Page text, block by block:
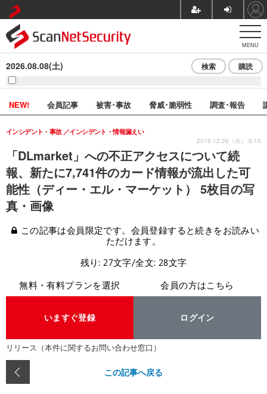
MENU
2026.08.08(土) 検索 購読
NEW! 会員記事 被害･事故 脅威･脆弱性 調査･報告
「DLmarket」への不正アクセスについて続
報、新たに7,741件のカード情報が流出した可
能性（ディー・エル・マーケット） 5枚目の写
真・画像
インシデント・事故 インシデント・情報漏えい
2018.12.26（水） 8:15
この記事は会員限定です。会員登録すると続きをお読みい
ただけます。
残り: 27文字/全文: 28文字
無料・有料プランを選択
いますぐ登録
会員の方はこちら
ログイン
リリース（本件に関するお問い合わせ窓口）
この記事へ戻る